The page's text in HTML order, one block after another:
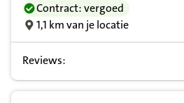
Contract: vergoed
1,1 km van je locatie
Reviews: